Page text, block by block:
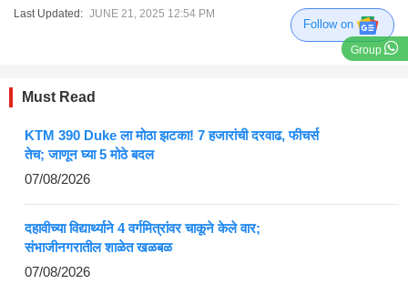
Group
Last Updated: JUNE 21, 2025 12:54 PM
Follow on
Must Read
KTM 390 Duke ला मोठा झटका! 7 हजारांची दरवाढ, फीचर्स
तेच; जाणून घ्या 5 मोठे बदल
07/08/2026
दहावीच्या विद्यार्थ्याने 4 वर्गमित्रांवर चाकूने केले वार;
संभाजीनगरातील शाळेत खळबळ
07/08/2026